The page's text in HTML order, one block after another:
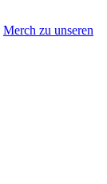
Merch zu unseren